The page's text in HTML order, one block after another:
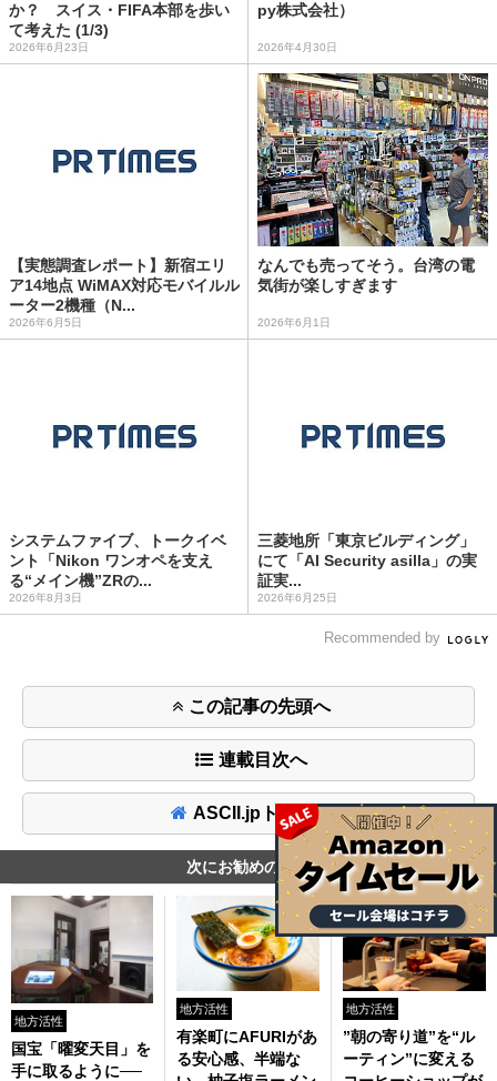
か？ スイス・FIFA本部を歩い
て考えた (1/3)
2026年6月23日
py株式会社）
2026年4月30日
【実態調査レポート】新宿エリ
ア14地点 WiMAX対応モバイルル
ーター2機種（N...
2026年6月5日
なんでも売ってそう。台湾の電
気街が楽しすぎます
2026年6月1日
システムファイブ、トークイベ
ント「Nikon ワンオペを支え
る“メイン機”ZRの...
2026年8月3日
三菱地所「東京ビルディング」
にて「AI Security asilla」の実
証実...
2026年6月25日
Recommended by
この記事の先頭へ
連載目次へ
ASCII.jpトップへ
次にお勧めの記事
地方活性
国宝「曜変天目」を
手に取るように──
地方活性
有楽町にAFURIがあ
る安心感、半端な
地方活性
”朝の寄り道”を“ル
ーティン”に変える